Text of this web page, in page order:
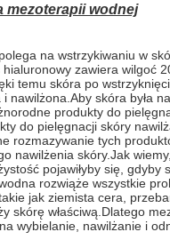
mezoterapii wodnej
na wstrzykiwaniu w
zawiera wilgoć
temu skóra po
nawilżona.Aby skóra była
produkty do
do pielęgnacji skóry
rozmazywanie tych
nawilżenia skóry.Jak
pojawiłyby się, gdyby
rozwiąże wszystkie
jak ziemista cera,
skórę właściwą.Dlatego
wybielanie, nawilżanie i